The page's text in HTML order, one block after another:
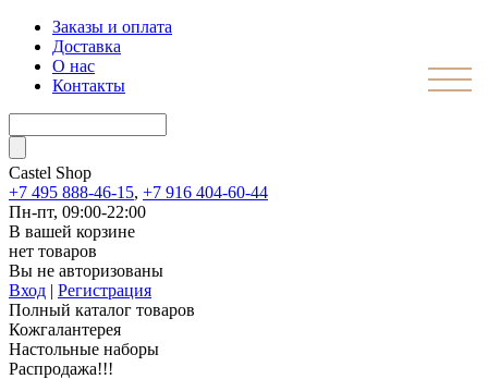
Заказы и оплата
Доставка
О нас
Контакты
Castel Shop
+7 495 888-46-15, +7 916 404-60-44
Пн-пт, 09:00-22:00
В вашей корзине
нет товаров
Вы не авторизованы
Вход | Регистрация
Полный каталог товаров
Кожгалантерея
Настольные наборы
Распродажа!!!